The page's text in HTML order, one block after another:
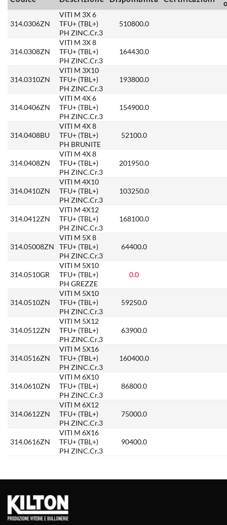
314.0306ZN
VITI M 3X 6
TFU+ (TBL+)
PH ZINC.Cr.3
510800.0
314.0308ZN
VITI M 3X 8
TFU+ (TBL+)
PH ZINC.Cr.3
164430.0
314.0310ZN
VITI M 3X10
TFU+ (TBL+)
PH ZINC.Cr.3
193800.0
314.0406ZN
VITI M 4X 6
TFU+ (TBL+)
PH ZINC.Cr.3
154900.0
314.0408BU
VITI M 4X 8
TFU+ (TBL+)
PH BRUNITE
52100.0
314.0408ZN
VITI M 4X 8
TFU+ (TBL+)
PH ZINC.Cr.3
201950.0
314.0410ZN
VITI M 4X10
TFU+ (TBL+)
PH ZINC.Cr.3
103250.0
314.0412ZN
VITI M 4X12
TFU+ (TBL+)
PH ZINC.Cr.3
168100.0
314.05008ZN
VITI M 5X 8
TFU+ (TBL+)
PH ZINC.Cr.3
64400.0
314.0510GR
VITI M 5X10
TFU+ (TBL+)
PH GREZZE
0.0
314.0510ZN
VITI M 5X10
TFU+ (TBL+)
PH ZINC.Cr.3
59250.0
314.0512ZN
VITI M 5X12
TFU+ (TBL+)
PH ZINC.Cr.3
63900.0
314.0516ZN
VITI M 5X16
TFU+ (TBL+)
PH ZINC.Cr.3
160400.0
314.0610ZN
VITI M 6X10
TFU+ (TBL+)
PH ZINC.Cr.3
86800.0
314.0612ZN
VITI M 6X12
TFU+ (TBL+)
PH ZINC.Cr.3
75000.0
314.0616ZN
VITI M 6X16
TFU+ (TBL+)
PH ZINC.Cr.3
90400.0